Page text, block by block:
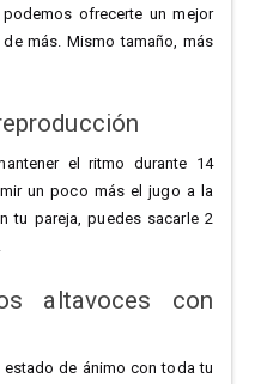
ofrecerte un mejor
más. Mismo tamaño, más
el ritmo durante 14
un poco más el jugo a la
tu pareja, puedes sacarle 2
altavoces con
estado de ánimo con toda tu